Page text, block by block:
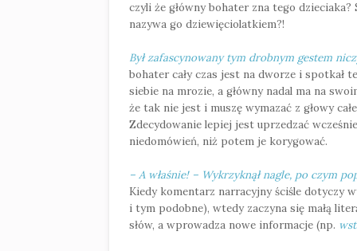
czyli że główny bohater zna tego
nazywa go dziewięciolatkiem?!
Był zafascynowany tym drobnym gestem
bohater cały czas jest na dworze i spotkał
siebie na mrozie, a główny nadal ma na
że tak nie jest i muszę wymazać z głowy
Zdecydowanie lepiej jest uprzedzać
niedomówień, niż potem je korygować.
– A właśnie! – Wykrzyknął nagle, po czym
Kiedy komentarz narracyjny ściśle dotyczy
i tym podobne), wtedy zaczyna się małą
słów, a wprowadza nowe informacje (np.